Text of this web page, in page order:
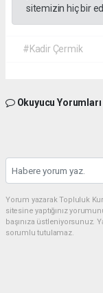
sitemizin hiç bir
#Kadir Çermik
Okuyucu Yorumları
Yorum yazarak Topluluk
sitesine yaptığınız
başınıza üstleniyorsunuz.
sorumlu tutulamaz.